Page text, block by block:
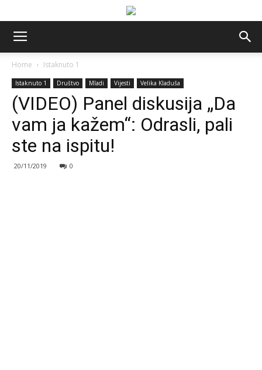
Home Istaknuto 1
Istaknuto 1 Društvo Mladi Vijesti Velika Kladuša
(VIDEO) Panel diskusija „Da
vam ja kažem“: Odrasli, pali
ste na ispitu!
20/11/2019 0